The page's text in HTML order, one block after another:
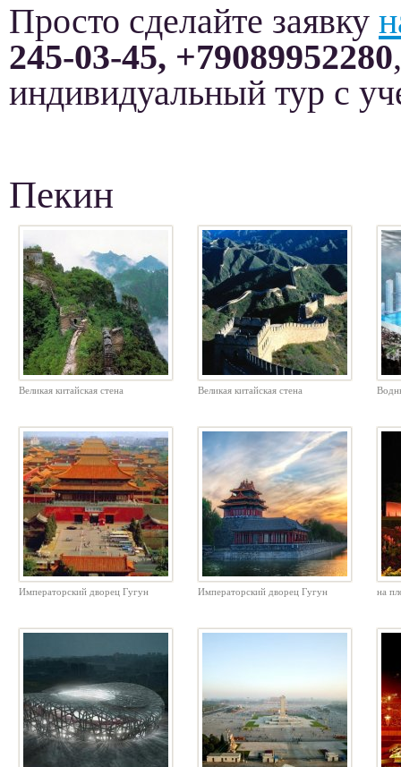
Просто сделайте заявку
245-03-45, +79089952280
индивидуальный тур с
Пекин
Великая китайская стена Великая китайская стена
Императорский дворец Гугун Императорский дворец Гугун на